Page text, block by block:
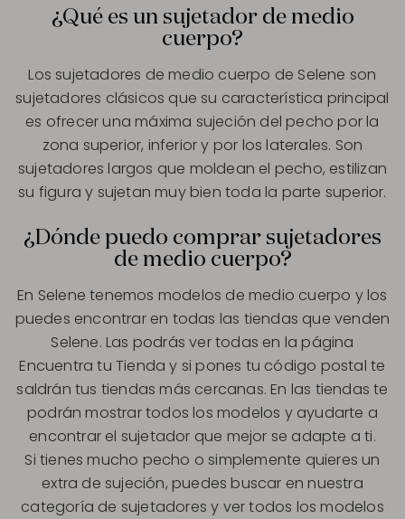
¿Qué es un sujetador de medio
cuerpo?
Los sujetadores de medio cuerpo de Selene son
sujetadores clásicos que su característica principal
es ofrecer una máxima sujeción del pecho por la
zona superior, inferior y por los laterales. Son
sujetadores largos que moldean el pecho, estilizan
su figura y sujetan muy bien toda la parte superior.
¿Dónde puedo comprar sujetadores
de medio cuerpo?
En Selene tenemos modelos de medio cuerpo y los
puedes encontrar en todas las tiendas que venden
Selene. Las podrás ver todas en la página
Encuentra tu Tienda y si pones tu código postal te
saldrán tus tiendas más cercanas. En las tiendas te
podrán mostrar todos los modelos y ayudarte a
encontrar el sujetador que mejor se adapte a ti.
Si tienes mucho pecho o simplemente quieres un
extra de sujeción, puedes buscar en nuestra
categoría de sujetadores y ver todos los modelos